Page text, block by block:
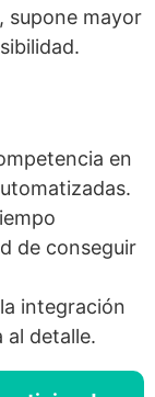
supone mayor
en
de conseguir
integración
al detalle.